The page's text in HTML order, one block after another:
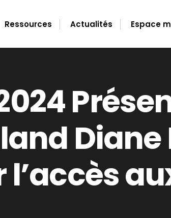
Ressources Actualités Espace
l’accès